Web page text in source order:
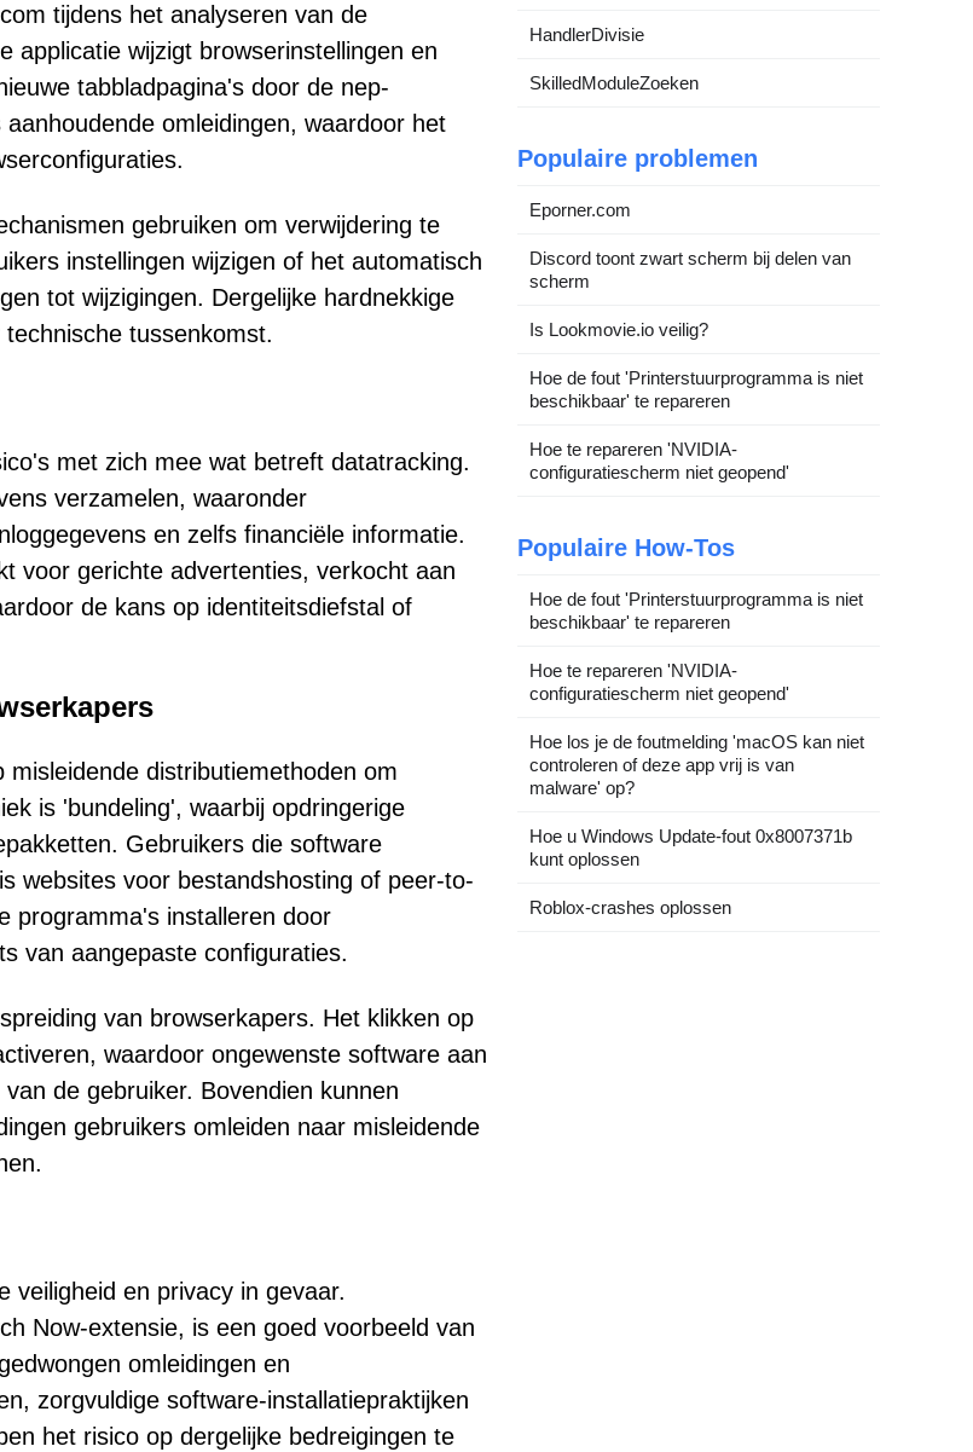
tijdens het analyseren van de
applicatie wijzigt browserinstellingen en
tabbladpagina's door de nep-
omleidingen, waardoor het
gebruiken om verwijdering te
instellingen wijzigen of het automatisch
tot wijzigingen. Dergelijke hardnekkige
tussenkomst.
met zich mee wat betreft datatracking.
verzamelen, waaronder
en zelfs financiële informatie.
voor gerichte advertenties, verkocht aan
de kans op identiteitsdiefstal of
distributiemethoden om
is 'bundeling', waarbij opdringerige
Gebruikers die software
websites voor bestandshosting of peer-to-
programma's installeren door
van aangepaste configuraties.
van browserkapers. Het klikken op
waardoor ongewenste software aan
de gebruiker. Bovendien kunnen
gebruikers omleiden naar misleidende
veiligheid en privacy in gevaar.
Now-extensie, is een goed voorbeeld van
omleidingen en
zorgvuldige software-installatiepraktijken
het risico op dergelijke bedreigingen te
HandlerDivisie
SkilledModuleZoeken
Populaire problemen
Eporner.com
Discord toont zwart scherm bij delen van
scherm
Is Lookmovie.io veilig?
Hoe de fout 'Printerstuurprogramma is niet
beschikbaar' te repareren
Hoe te repareren 'NVIDIA-
configuratiescherm niet geopend'
Populaire How-Tos
Hoe de fout 'Printerstuurprogramma is niet
beschikbaar' te repareren
Hoe te repareren 'NVIDIA-
configuratiescherm niet geopend'
Hoe los je de foutmelding 'macOS kan niet
controleren of deze app vrij is van
malware' op?
Hoe u Windows Update-fout 0x8007371b
kunt oplossen
Roblox-crashes oplossen